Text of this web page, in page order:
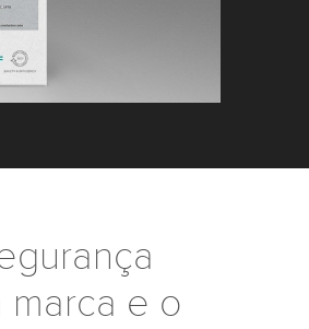
marca e o